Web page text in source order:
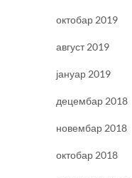
октобар 2019
август 2019
јануар 2019
децембар 2018
новембар 2018
октобар 2018